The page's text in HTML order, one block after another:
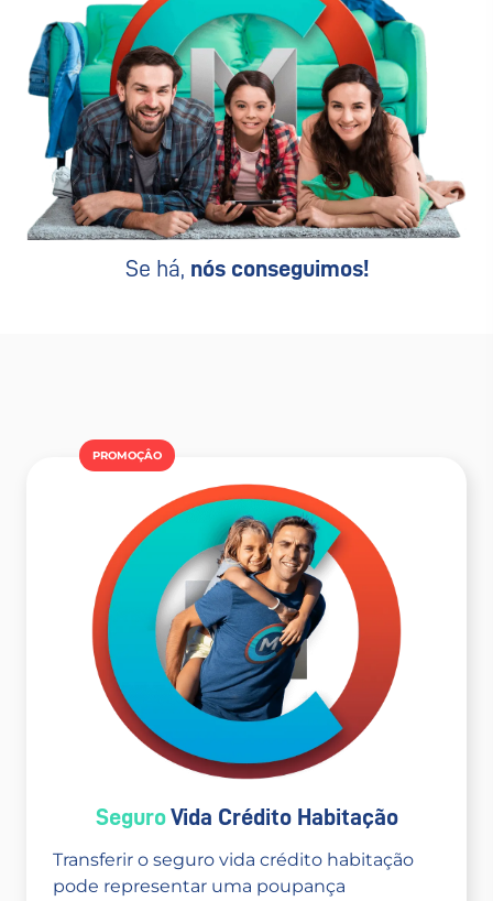
Se há, nós conseguimos!
PROMOÇÂO
SeguroVida Crédito Habitação
Transferir o seguro vida crédito habitação
pode representar uma poupança